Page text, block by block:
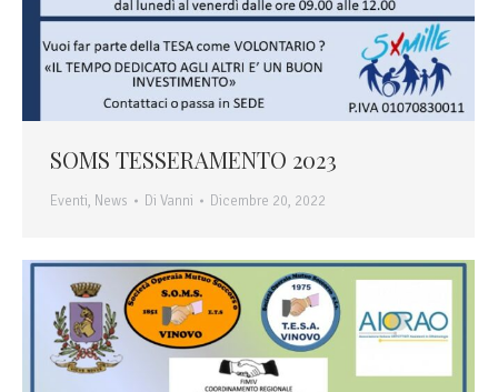
SOMS TESSERAMENTO 2023
Eventi, News Di Vanni Dicembre 20, 2022